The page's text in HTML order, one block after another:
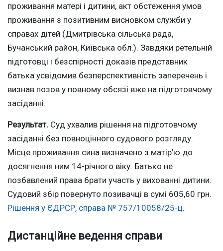
проживання матері і дитини, акт обстеження умов
проживання з позитивним висновком служби у
справах дітей (Дмитрівська сільська рада,
Бучанський район, Київська обл.). Завдяки ретельній
підготовці і безспірності доказів представник
батька усвідомив безперспективність заперечень і
визнав позов у повному обсязі вже на підготовчому
засіданні.
Результат. Суд ухвалив рішення на підготовчому
засіданні без повноцінного судового розгляду.
Місце проживання сина визначено з матір'ю до
досягнення ним 14-річного віку. Батько не
позбавлений права брати участь у вихованні дитини.
Судовий збір повернуто позивачці в сумі 605,60 грн.
Рішення у ЄДРСР, справа № 757/10058/25-ц.
Дистанційне ведення справи